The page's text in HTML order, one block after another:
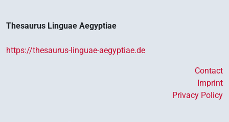
Thesaurus Linguae Aegyptiae
https://thesaurus-linguae-aegyptiae.de
Contact
Imprint
Privacy Policy